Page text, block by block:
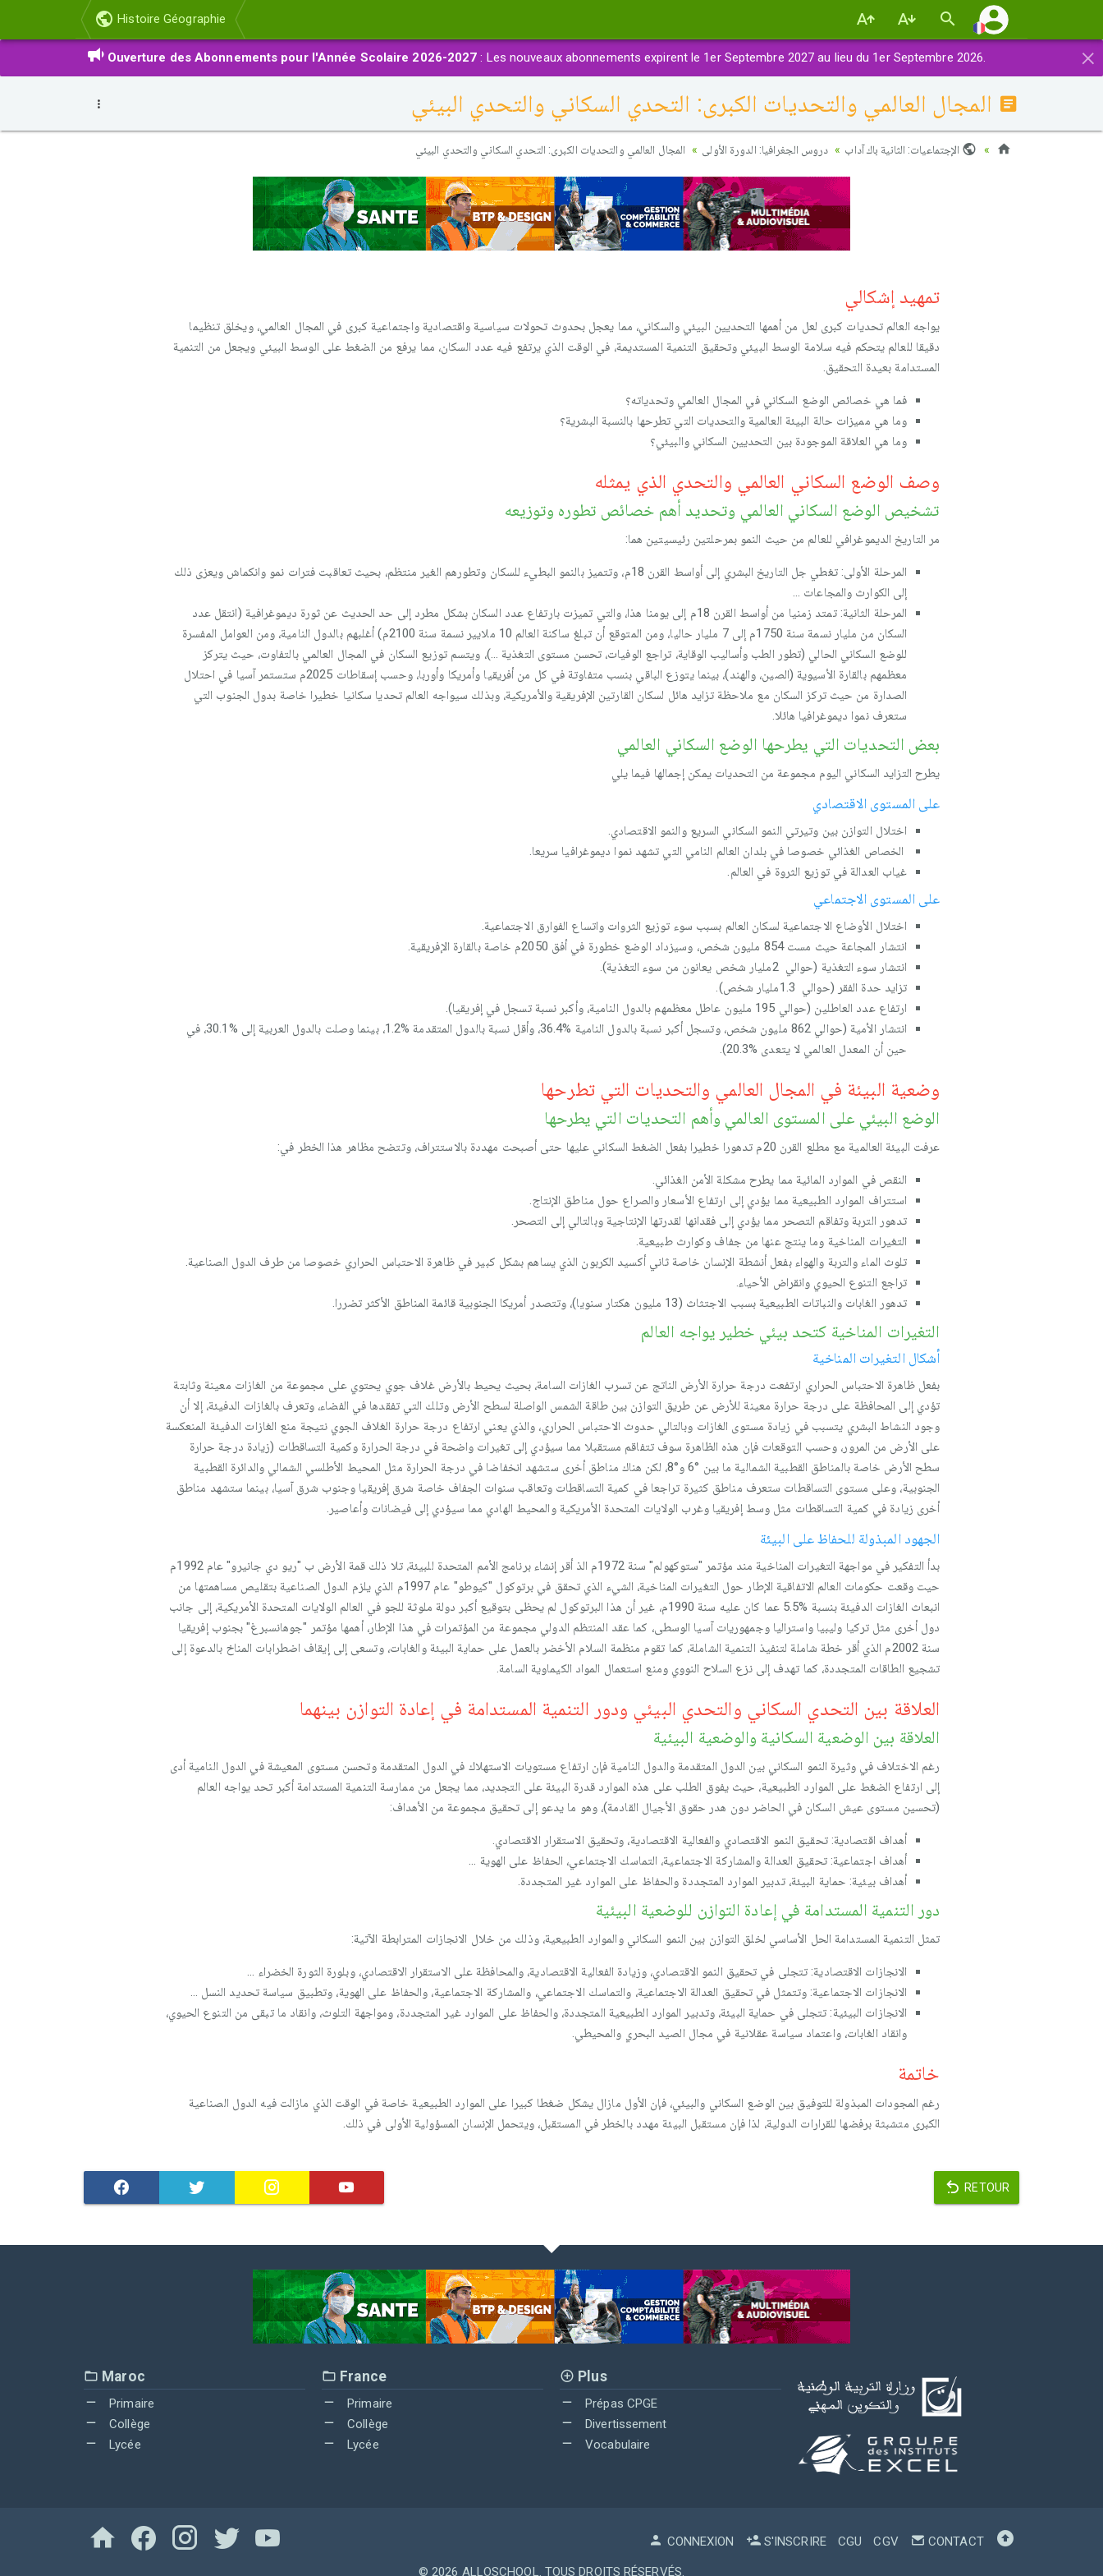
Histoire Géographie
×
Ouverture des Abonnements pour l'Année Scolaire 2026-2027 : Les nouveaux abonnements expirent le 1er Septembre 2027 au lieu du 1er Septembre 2026.
المجال العالمي والتحديات الكبرى: التحدي السكاني والتحدي البيئي
الإجتماعيات: الثانية باك آداب دروس الجغرافيا: الدورة الأولى المجال العالمي والتحديات الكبرى: التحدي السكاني والتحدي البيئي
تمهيد إشكالي
يواجه العالم تحديات كبرى لعل من أهمها التحديين البيئي والسكاني، مما يعجل بحدوث تحولات سياسية واقتصادية واجتماعية كبرى في المجال العالمي، ويخلق تنظيما
دقيقا للعالم يتحكم فيه سلامة الوسط البيئي وتحقيق التنمية المستديمة، في الوقت الذي يرتفع فيه عدد السكان، مما يرفع من الضغط على الوسط البيئي ويجعل من التنمية
المستدامة بعيدة التحقيق.
فما هي خصائص الوضع السكاني في المجال العالمي وتحدياته؟
وما هي مميزات حالة البيئة العالمية والتحديات التي تطرحها بالنسبة البشرية؟
وما هي العلاقة الموجودة بين التحديين السكاني والبيئي؟
وصف الوضع السكاني العالمي والتحدي الذي يمثله
تشخيص الوضع السكاني العالمي وتحديد أهم خصائص تطوره وتوزيعه
مر التاريخ الديموغرافي للعالم من حيث النمو بمرحلتين رئيسيتين هما:
المرحلة الأولى: تغطي جل التاريخ البشري إلى أواسط القرن 18م، وتتميز بالنمو البطيء للسكان وتطورهم الغير منتظم، بحيث تعاقبت فترات نمو وانكماش ويعزى ذلك
إلى الكوارث والمجاعات ...
المرحلة الثانية: تمتد زمنيا من أواسط القرن 18م إلى يومنا هذا، والتي تميزت بارتفاع عدد السكان بشكل مطرد إلى حد الحديث عن ثورة ديموغرافية (انتقل عدد
السكان من مليار نسمة سنة 1750م إلى 7 مليار حاليا، ومن المتوقع أن تبلغ ساكنة العالم 10 ملايير نسمة سنة 2100م) أغلبهم بالدول النامية، ومن العوامل المفسرة
للوضع السكاني الحالي (تطور الطب وأساليب الوقاية، تراجع الوفيات، تحسن مستوى التغذية ...)، ويتسم توزيع السكان في المجال العالمي بالتفاوت، حيث يتركز
معظمهم بالقارة الأسيوية (الصين، والهند)، بينما يتوزع الباقي بنسب متفاوتة في كل من أفريقيا وأمريكا وأوربا، وحسب إسقاطات 2025م ستستمر آسيا في احتلال
الصدارة من حيث تركز السكان مع ملاحظة تزايد هائل لسكان القارتين الإفريقية والأمريكية، وبذلك سيواجه العالم تحديا سكانيا خطيرا خاصة بدول الجنوب التي
ستعرف نموا ديموغرافيا هائلا.
بعض التحديات التي يطرحها الوضع السكاني العالمي
يطرح التزايد السكاني اليوم مجموعة من التحديات يمكن إجمالها فيما يلي
على المستوى الاقتصادي
اختلال التوازن بين وتيرتي النمو السكاني السريع والنمو الاقتصادي.
الخصاص الغذائي خصوصا في بلدان العالم النامي التي تشهد نموا ديموغرافيا سريعا.
غياب العدالة في توزيع الثروة في العالم.
على المستوى الاجتماعي
اختلال الأوضاع الاجتماعية لسكان العالم بسبب سوء توزيع الثروات واتساع الفوارق الاجتماعية.
انتشار المجاعة حيث مست 854 مليون شخص، وسيزداد الوضع خطورة في أفق 2050م خاصة بالقارة الإفريقية.
انتشار سوء التغذية (حوالي 2مليار شخص يعانون من سوء التغذية).
تزايد حدة الفقر (حوالي 1.3مليار شخص).
ارتفاع عدد العاطلين (حوالي 195 مليون عاطل معظمهم بالدول النامية، وأكبر نسبة تسجل في إفريقيا).
انتشار الأمية (حوالي 862 مليون شخص، وتسجل أكبر نسبة بالدول النامية %36.4، وأقل نسبة بالدول المتقدمة %1.2، بينما وصلت بالدول العربية إلى %30.1، في
حين أن المعدل العالمي لا يتعدى %20.3).
وضعية البيئة في المجال العالمي والتحديات التي تطرحها
الوضع البيئي على المستوى العالمي وأهم التحديات التي يطرحها
عرفت البيئة العالمية مع مطلع القرن 20م تدهورا خطيرا بفعل الضغط السكاني عليها حتى أصبحت مهددة بالاستتراف، وتتضح مظاهر هذا الخطر في:
النقص في الموارد المائية مما يطرح مشكلة الأمن الغذائي.
استتراف الموارد الطبيعية مما يؤدي إلى ارتفاع الأسعار والصراع حول مناطق الإنتاج.
تدهور التربة وتفاقم التصحر مما يؤدي إلى فقدانها لقدرتها الإنتاجية وبالتالي إلى التصحر.
التغيرات المناخية وما ينتج عنها من جفاف وكوارث طبيعية.
تلوث الماء والتربة والهواء بفعل أنشطة الإنسان خاصة ثاني أكسيد الكربون الذي يساهم بشكل كبير في ظاهرة الاحتباس الحراري خصوصا من طرف الدول الصناعية.
تراجع التنوع الحيوي وانقراض الأحياء.
تدهور الغابات والنباتات الطبيعية بسبب الاجتثاث (13 مليون هكتار سنويا)، وتتصدر أمريكا الجنوبية قائمة المناطق الأكثر تضررا.
التغيرات المناخية كتحد بيئي خطير يواجه العالم
أشكال التغيرات المناخية
بفعل ظاهرة الاحتباس الحراري ارتفعت درجة حرارة الأرض الناتج عن تسرب الغازات السامة، بحيث يحيط بالأرض غلاف جوي يحتوي على مجموعة من الغازات معينة وثابتة
تؤدي إلى المحافظة على درجة حرارة معينة للأرض عن طريق التوازن بين طاقة الشمس الواصلة لسطح الأرض وتلك التي تفقدها في الفضاء، وتعرف بالغازات الدفيئة، إلا أن
وجود النشاط البشري يتسبب في زيادة مستوى الغازات وبالتالي حدوث الاحتباس الحراري، والذي يعني ارتفاع درجة حرارة الغلاف الجوي نتيجة منع الغازات الدفيئة المنعكسة
على الأرض من المرور، وحسب التوقعات فإن هذه الظاهرة سوف تتفاقم مستقبلا مما سيؤدي إلى تغيرات واضحة في درجة الحرارة وكمية التساقطات (زيادة درجة حرارة
سطح الأرض خاصة بالمناطق القطبية الشمالية ما بين °6 و°8، لكن هناك مناطق أخرى ستشهد انخفاضا في درجة الحرارة مثل المحيط الأطلسي الشمالي والدائرة القطبية
الجنوبية، وعلى مستوى التساقطات ستعرف مناطق كثيرة تراجعا في كمية التساقطات وتعاقب سنوات الجفاف خاصة شرق إفريقيا وجنوب شرق آسيا، بينما ستشهد مناطق
أخرى زيادة في كمية التساقطات مثل وسط إفريقيا وغرب الولايات المتحدة الأمريكية والمحيط الهادي مما سيؤدي إلى فيضانات وأعاصير.
الجهود المبذولة للحفاظ على البيئة
بدأ التفكير في مواجهة التغيرات المناخية مند مؤتمر "ستوكهولم" سنة 1972م الذ أقر إنشاء برنامج الأمم المتحدة للبيئة، تلا ذلك قمة الأرض ب "ريو دي جانيرو" عام 1992م
حيت وقعت حكومات العالم الاتفاقية الإطار حول التغيرات المناخية، الشيء الذي تحقق في برتوكول "كيوطو" عام 1997م الذي يلزم الدول الصناعية بتقليص مساهمتها من
انبعاث الغازات الدفيئة بنسبة %5.5 عما كان عليه سنة 1990م، غير أن هذا البرتوكول لم يحظى بتوقيع أكبر دولة ملوثة للجو في العالم الولايات المتحدة الأمريكية، إلى جانب
دول أخرى مثل تركيا وليبيا واستراليا وجمهوريات آسيا الوسطى، كما عقد المنتظم الدولي مجموعة من المؤتمرات في هذا الإطار، أهمها مؤتمر "جوهانسبرغ" بجنوب إفريقيا
سنة 2002م الذي أقر خطة شاملة لتنفيذ التنمية الشاملة، كما تقوم منظمة السلام الأخضر بالعمل على حماية البيئة والغابات، وتسعى إلى إيقاف اضطرابات المناخ بالدعوة إلى
تشجيع الطاقات المتجددة، كما تهدف إلى نزع السلاح النووي ومنع استعمال المواد الكيماوية السامة.
العلاقة بين التحدي السكاني والتحدي البيئي ودور التنمية المستدامة في إعادة التوازن بينهما
العلاقة بين الوضعية السكانية والوضعية البيئية
رغم الاختلاف في وثيرة النمو السكاني بين الدول المتقدمة والدول النامية فإن ارتفاع مستويات الاستهلاك في الدول المتقدمة وتحسن مستوى المعيشة في الدول النامية أدى
إلى ارتفاع الضغط على الموارد الطبيعية، حيث يفوق الطلب على هذه الموارد قدرة البيئة على التجديد، مما يجعل من ممارسة التنمية المستدامة أكبر تحد يواجه العالم
(تحسين مستوى عيش السكان في الحاضر دون هدر حقوق الأجيال القادمة)، وهو ما يدعو إلى تحقيق مجموعة من الأهداف:
أهداف اقتصادية: تحقيق النمو الاقتصادي والفعالية الاقتصادية، وتحقيق الاستقرار الاقتصادي.
أهداف اجتماعية: تحقيق العدالة والمشاركة الاجتماعية، التماسك الاجتماعي، الحفاظ على الهوية ...
أهداف بيئية: حماية البيئة، تدبير الموارد المتجددة والحفاظ على الموارد غير المتجددة.
دور التنمية المستدامة في إعادة التوازن للوضعية البيئية
تمثل التنمية المستدامة الحل الأساسي لخلق التوازن بين النمو السكاني والموارد الطبيعية، وذلك من خلال الانجازات المترابطة الآتية:
الانجازات الاقتصادية: تتجلى في تحقيق النمو الاقتصادي، وزيادة الفعالية الاقتصادية، والمحافظة على الاستقرار الاقتصادي، وبلورة الثورة الخضراء ...
الانجازات الاجتماعية: وتتمثل في تحقيق العدالة الاجتماعية، والتماسك الاجتماعي، والمشاركة الاجتماعية، والحفاظ على الهوية، وتطبيق سياسة تحديد النسل ...
الانجازات البيئية: تتجلى في حماية البيئة، وتدبير الموارد الطبيعية المتجددة، والحفاظ على الموارد غير المتجددة، ومواجهة التلوث، وانقاد ما تبقى من التنوع الحيوي،
وانقاد الغابات، واعتماد سياسة عقلانية في مجال الصيد البحري والمحيطي.
خاتمة
رغم المجودات المبذولة للتوفيق بين الوضع السكاني والبيئي، فإن الأول مازال يشكل ضغطا كبيرا على الموارد الطبيعية خاصة في الوقت الذي مازالت فيه الدول الصناعية
الكبرى متشبثة برفضها للقرارات الدولية، لذا فإن مستقبل البيئة مهدد بالخطر في المستقبل، ويتحمل الإنسان المسؤولية الأولى في ذلك.
RETOUR
Maroc
Primaire
Collège
Lycée
France
Primaire
Collège
Lycée
Plus
Prépas CPGE
Divertissement
Vocabulaire
CONNEXION S'INSCRIRE CGU CGV CONTACT
© 2026 ALLOSCHOOL. TOUS DROITS RÉSERVÉS.